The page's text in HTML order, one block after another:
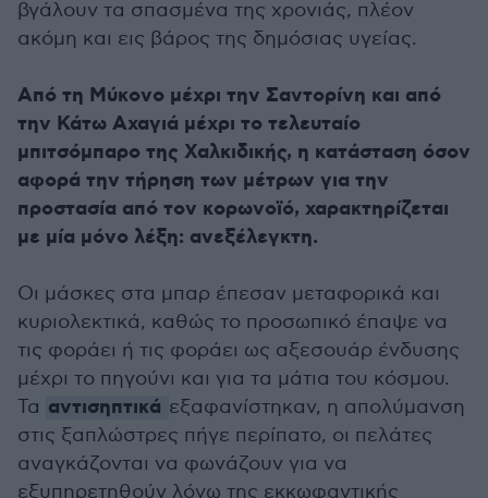
βγάλουν τα σπασμένα της χρονιάς, πλέον
ακόμη και εις βάρος της δημόσιας υγείας.
Από τη Μύκονο μέχρι την Σαντορίνη και από
την Κάτω Αχαγιά μέχρι το τελευταίο
μπιτσόμπαρο της Χαλκιδικής, η κατάσταση όσον
αφορά την τήρηση των μέτρων για την
προστασία από τον κορωνοϊό, χαρακτηρίζεται
με μία μόνο λέξη: ανεξέλεγκτη.
Οι μάσκες στα μπαρ έπεσαν μεταφορικά και
κυριολεκτικά, καθώς το προσωπικό έπαψε να
τις φοράει ή τις φοράει ως αξεσουάρ ένδυσης
μέχρι το πηγούνι και για τα μάτια του κόσμου.
Τα αντισηπτικά εξαφανίστηκαν, η απολύμανση
στις ξαπλώστρες πήγε περίπατο, οι πελάτες
αναγκάζονται να φωνάζουν για να
εξυπηρετηθούν λόγω της εκκωφαντικής